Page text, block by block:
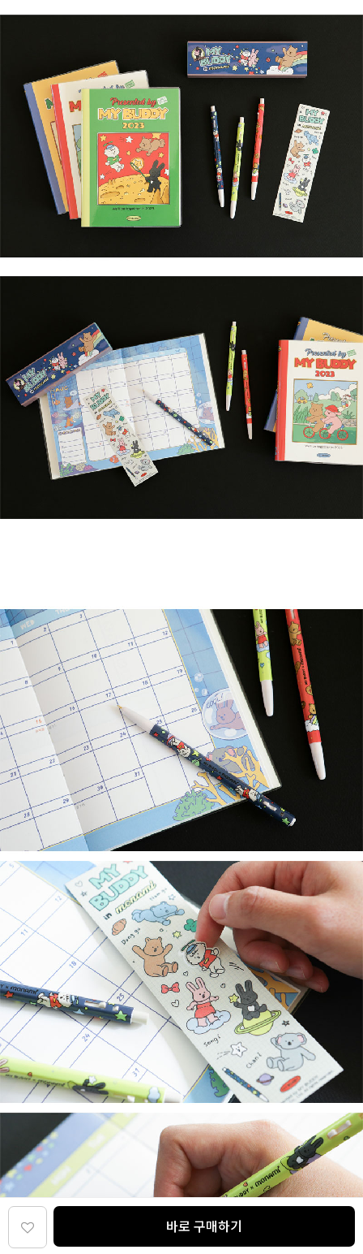
바로 구매하기